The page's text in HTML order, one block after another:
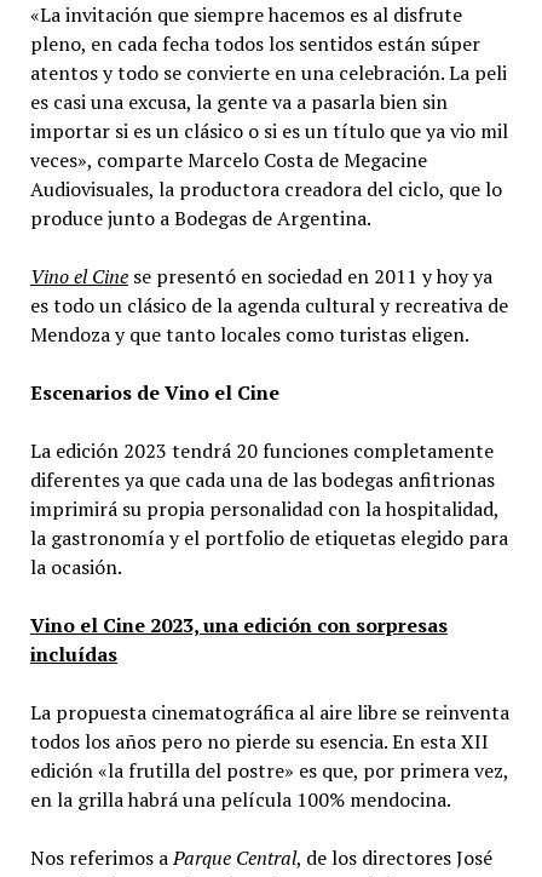
«La invitación que siempre hacemos es al disfrute
pleno, en cada fecha todos los sentidos están súper
atentos y todo se convierte en una celebración. La peli
es casi una excusa, la gente va a pasarla bien sin
importar si es un clásico o si es un título que ya vio mil
veces», comparte Marcelo Costa de Megacine
Audiovisuales, la productora creadora del ciclo, que lo
produce junto a Bodegas de Argentina.
Vino el Cinese presentó en sociedad en 2011 y hoy ya
es todo un clásico de la agenda cultural y recreativa de
Mendoza y que tanto locales como turistas eligen.
Escenarios de Vino el Cine
La edición 2023 tendrá 20 funciones completamente
diferentes ya que cada una de las bodegas anfitrionas
imprimirá su propia personalidad con la hospitalidad,
la gastronomía y el portfolio de etiquetas elegido para
la ocasión.
Vino el Cine 2023, una edición con sorpresas
incluídas
La propuesta cinematográfica al aire libre se reinventa
todos los años pero no pierde su esencia. En esta XII
edición «la frutilla del postre» es que, por primera vez,
en la grilla habrá una película 100% mendocina.
Nos referimos aParque Central, de los directores José